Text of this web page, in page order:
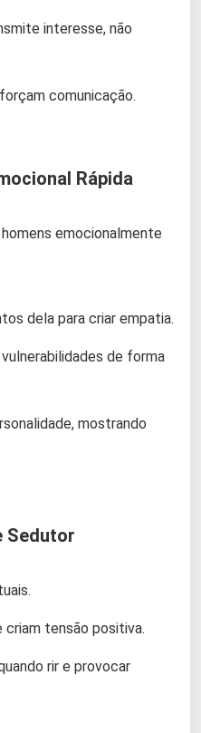
interesse, não
comunicação.
Rápida
emocionalmente
dela para criar empatia.
de forma
mostrando
Sedutor
criam tensão positiva.
rir e provocar